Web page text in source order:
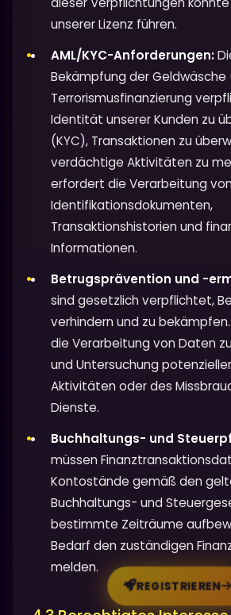
unserer Lizenz führen.
AML/KYC-Anforderungen:
Bekämpfung der Geldwäsche
Terrorismusfinanzierung
Identität unserer Kunden zu
(KYC), Transaktionen zu
verdächtige Aktivitäten zu
erfordert die Verarbeitung
Identifikationsdokumenten,
Transaktionshistorien und
Informationen.
Betrugsprävention und -
sind gesetzlich verpflichtet,
verhindern und zu
die Verarbeitung von Daten
und Untersuchung
Aktivitäten oder des
Dienste.
Buchhaltungs- und
müssen
Kontostände gemäß den
Buchhaltungs- und
bestimmte Zeiträume
Bedarf den zuständigen
melden.
REGISTRIEREN